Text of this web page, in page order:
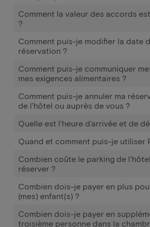
Comment la valeur des accords
?
Comment puis-je modifier la date
réservation ?
Comment puis-je communiquer
mes exigences alimentaires ?
Comment puis-je annuler ma
de l'hôtel ou auprès de vous ?
Quelle est l'heure d'arrivée et de
Quand et comment puis-je utiliser
Combien coûte le parking de
réserver ?
Combien dois-je payer en plus
(mes) enfant(s) ?
Combien dois-je payer en
troisième personne dans la